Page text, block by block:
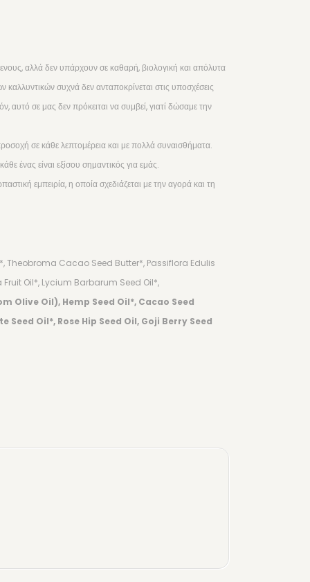
αλλά δεν υπάρχουν σε καθαρή, βιολογική και απόλυτα
καλλυντικών συχνά δεν ανταποκρίνεται στις υποσχέσεις
σε μας δεν πρόκειται να συμβεί, γιατί δώσαμε την
σε κάθε λεπτομέρεια και με πολλά συναισθήματα.
ένας είναι εξίσου σημαντικός για εμάς.
εμπειρία, η οποία σχεδιάζεται με την αγορά και τη
Cacao Seed Butter*, Passiflora Edulis
Oil*, Lycium Barbarum Seed Oil*,
Oil), Hemp Seed Oil*, Cacao Seed
Oil*, Rose Hip Seed Oil, Goji Berry Seed